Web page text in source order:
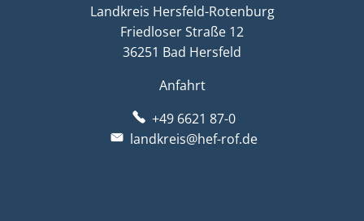
Landkreis Hersfeld-Rotenburg
Friedloser Straße 12
36251 Bad Hersfeld
Anfahrt
+49 6621 87-0
landkreis@hef-rof.de